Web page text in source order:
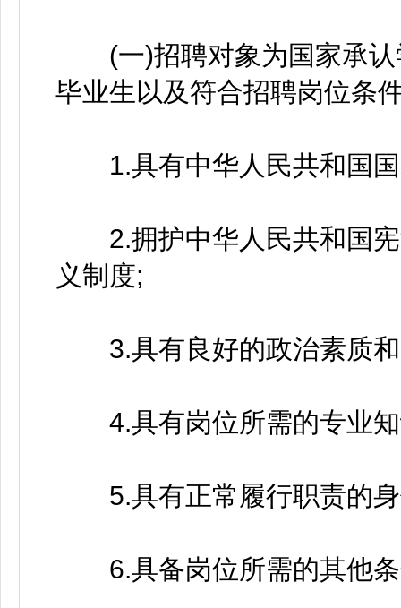
(一)招聘对象为国家承认
毕业生以及符合招聘岗位条
1.具有中华人民共和国
2.拥护中华人民共和国宪
义制度;
3.具有良好的政治素质和
4.具有岗位所需的专业知
5.具有正常履行职责的身
6.具备岗位所需的其他条